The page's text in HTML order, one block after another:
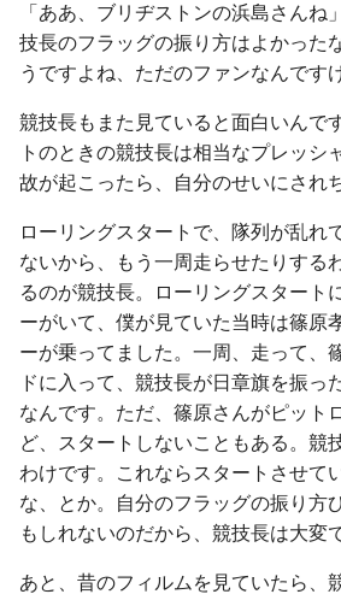
「ああ、ブリヂストンの浜島さんね
技長のフラッグの振り方はよかった
うですよね、ただのファンなんです
競技長もまた見ていると面白いんで
トのときの競技長は相当なプレッシ
故が起こったら、自分のせいにされ
ローリングスタートで、隊列が乱れ
ないから、もう一周走らせたりする
るのが競技長。ローリングスタート
ーがいて、僕が見ていた当時は篠原
ーが乗ってました。一周、走って、
ドに入って、競技長が日章旗を振っ
なんです。ただ、篠原さんがピット
ど、スタートしないこともある。競
わけです。これならスタートさせて
な、とか。自分のフラッグの振り方
もしれないのだから、競技長は大変
あと、昔のフィルムを見ていたら、